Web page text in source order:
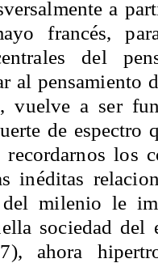
a
francés,
del
al pensamiento
vuelve a ser
de
los
inéditas
milenio le
sociedad
ahora